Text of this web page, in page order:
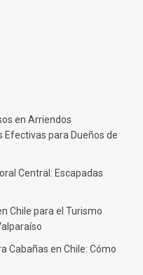
en Arriendos
Efectivas para Dueños de
Central: Escapadas
Chile para el Turismo
Cabañas en Chile: Cómo